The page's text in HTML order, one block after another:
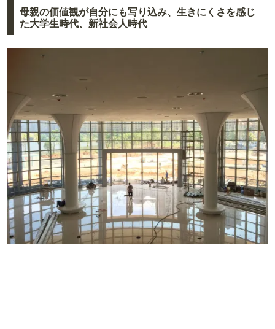
母親の価値観が自分にも写り込み、生きにくさを感じ
た大学生時代、新社会人時代